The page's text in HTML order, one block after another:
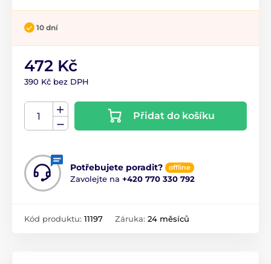
10 dní
472 Kč
390 Kč bez DPH
Přidat do košíku
Potřebujete poradit? offline
Zavolejte na +420 770 330 792
Kód produktu: 11197 Záruka: 24 měsíců